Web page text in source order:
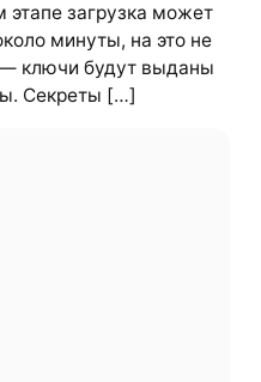
этапе загрузка может
минуты, на это не
ключи будут выданы
Секреты […]